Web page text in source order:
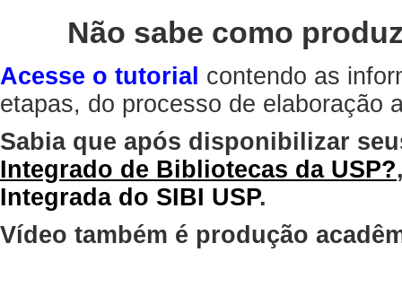
Não sabe como
Acesse o tutorial contendo as
etapas, do processo de elaboração
Sabia que após disponibilizar
Integrado de Bibliotecas da USP?
Integrada do SIBI USP.
Vídeo também é produção